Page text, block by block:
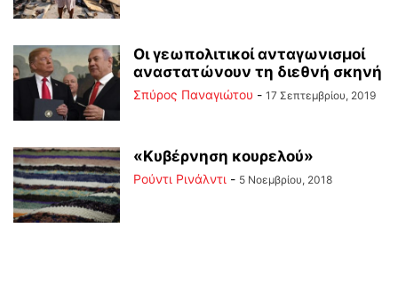
Οι γεωπολιτικοί ανταγωνισμοί
αναστατώνουν τη διεθνή σκηνή
Σπύρος Παναγιώτου - 17 Σεπτεμβρίου, 2019
«Κυβέρνηση κουρελού»
Ρούντι Ρινάλντι - 5 Νοεμβρίου, 2018